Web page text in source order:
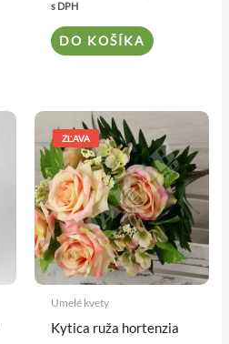
s DPH
DO KOŠÍKA
ZĽAVA
Umelé kvety
Kytica ruža hortenzia
Pôvodná
cena
bola:
4,90 €.
Aktuálna
cena
je:
3,90 €.